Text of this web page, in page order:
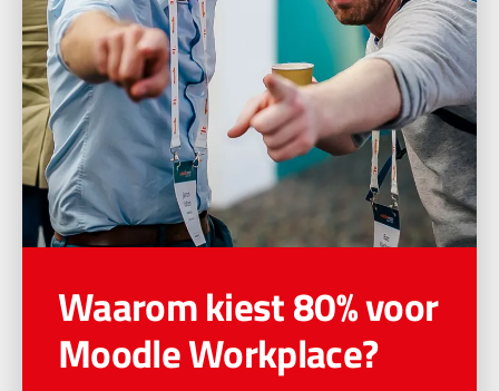
Waarom kiest 80% voor
Moodle Workplace?